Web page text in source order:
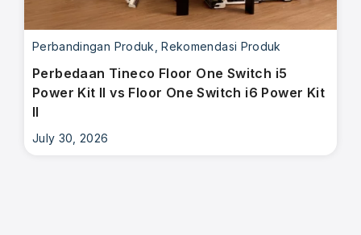
Perbandingan Produk ,Rekomendasi Produk
Perbedaan Tineco Floor One Switch i5
Power Kit II vs Floor One Switch i6 Power Kit
II
July 30, 2026